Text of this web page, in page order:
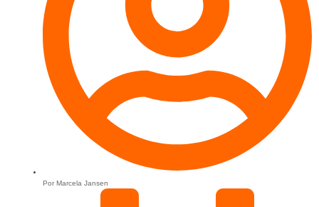
Por Marcela Jansen